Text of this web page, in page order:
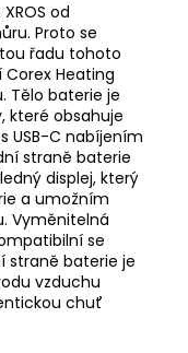
od
Proto se
řadu tohoto
Heating
Tělo baterie je
které obsahuje
USB-C nabíjením
straně baterie
displej, který
a umožním
Vyměnitelná
se
straně baterie je
vzduchu
chuť